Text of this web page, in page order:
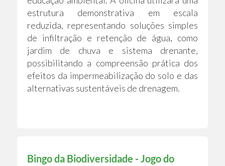
estrutura demonstrativa em escala
reduzida, representando soluções simples
de infiltração e retenção de água, como
jardim de chuva e sistema drenante,
possibilitando a compreensão prática dos
efeitos da impermeabilização do solo e das
alternativas sustentáveis de drenagem.
Bingo da Biodiversidade - Jogo do